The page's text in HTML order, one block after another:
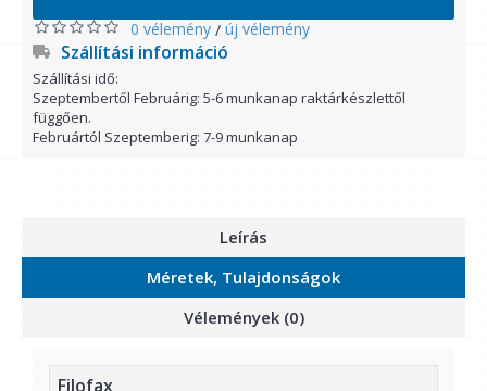
0 vélemény / új vélemény
Szállítási információ
Szállítási idő:
Szeptembertől Februárig: 5-6 munkanap raktárkészlettől
függően.
Februártól Szeptemberig: 7-9 munkanap
Leírás
Méretek, Tulajdonságok
Vélemények (0)
Filofax